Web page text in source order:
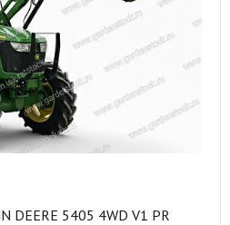
DEERE 5405 4WD V1 PR